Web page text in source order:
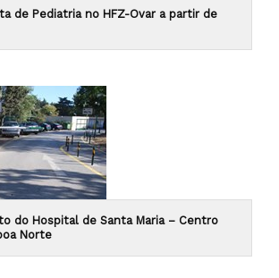
de Pediatria no HFZ-Ovar a partir de
do Hospital de Santa Maria – Centro
Norte